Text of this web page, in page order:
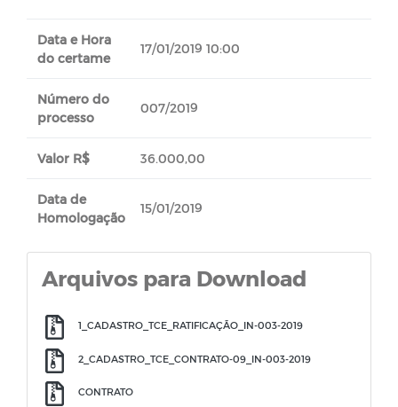
Data e Hora
do certame
17/01/2019 10:00
Número do
processo
007/2019
Valor R$ 36.000,00
Data de
Homologação
15/01/2019
Arquivos para Download
1_CADASTRO_TCE_RATIFICAÇÃO_IN-003-2019
2_CADASTRO_TCE_CONTRATO-09_IN-003-2019
CONTRATO